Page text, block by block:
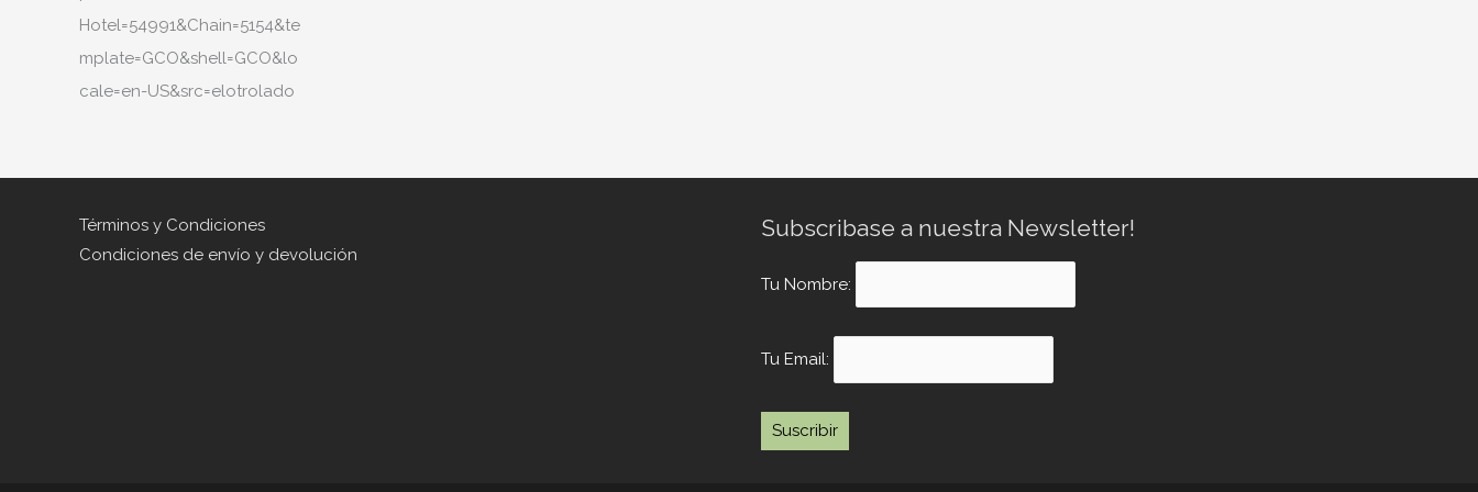
Hotel=54991&Chain=5154&te
mplate=GCO&shell=GCO&lo
cale=en-US&src=elotrolado
Términos y Condiciones
Condiciones de envío y devolución
Subscribase a nuestra Newsletter!
Tu Nombre:
Tu Email: